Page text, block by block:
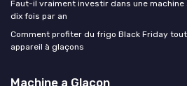
Faut-il vraiment investir dans une
dix fois par an
Comment profiter du frigo Black Friday
appareil à glaçons
Machine a Glacon